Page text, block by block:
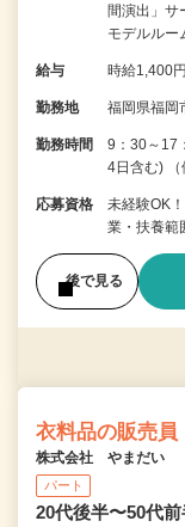
間演出」サ
モデルルー
給与 時給1,400
勤務地 福岡県福
勤務時間
9：30～17
4日含む)
応募資格
未経験OK
業・扶養範
後で見る
衣料品の販売員
株式会社 やまだい
パート
20代後半〜50代